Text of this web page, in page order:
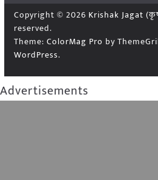
Copyright © 2026 Krishak Jagat
reserved.
Theme: ColorMag Pro by
WordPress.
Advertisements